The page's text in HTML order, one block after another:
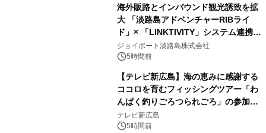
海外販路とインバウンド観光誘致を拡
大 「淡路島アドベンチャーRIBライ
ド」× 「LINKTIVITY」システム連携を
開始！
ジョイポート淡路島株式会社
5時間前
【テレビ新広島】海の恵みに感謝する
ココロを育むフィッシングツアー「わ
んぱく釣りごろつられごろ」の参加小
学生を募集
テレビ新広島
5時間前